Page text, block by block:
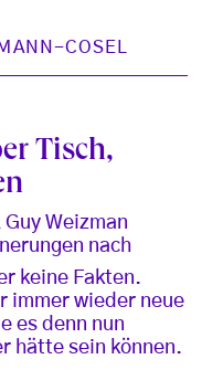
COSEL
Tisch,
Weizman
nach
keine Fakten.
immer wieder neue
es denn nun
hätte sein können.